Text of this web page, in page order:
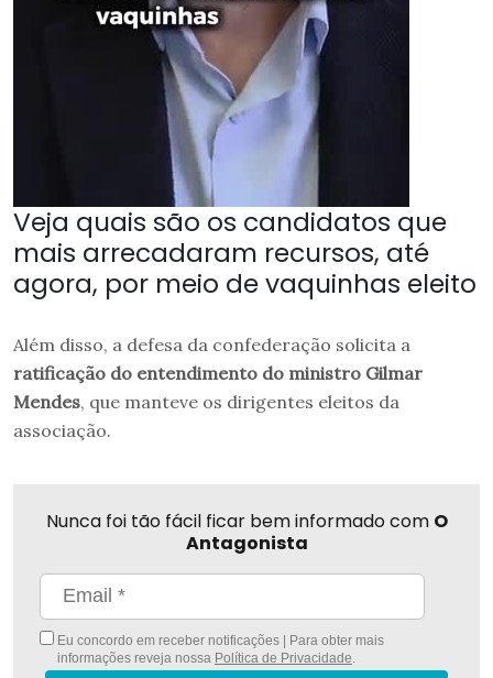
Veja quais são os candidatos que
mais arrecadaram recursos, até
agora, por meio de vaquinhas eleito
Além disso, a defesa da confederação solicita a
ratificação do entendimento do ministro Gilmar
Mendes, que manteve os dirigentes eleitos da
associação.
Nunca foi tão fácil ficar bem informado com O
Antagonista
Eu concordo em receber notificações | Para obter mais
informações reveja nossa Política de Privacidade